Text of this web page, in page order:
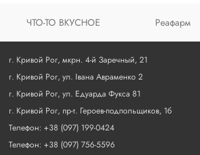
ЧТО-ТО ВКУСНОЕ Реафарм
г. Кривой Рог, мкрн. 4-й Заречный, 21
г. Кривой Рог, ул. Івана Авраменко 2
г. Кривой Рог, ул. Едуарда Фукса 81
г. Кривой Рог, пр-т. Героев-подпольщиков, 1б
Телефон: +38 (097) 199-0424
Телефон: +38 (097) 756-5596